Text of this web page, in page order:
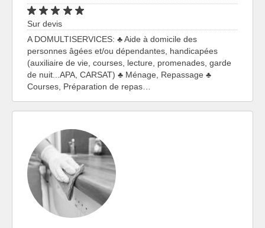
Sur devis
A DOMULTISERVICES: ♣ Aide à domicile des
personnes âgées et/ou dépendantes, handicapées
(auxiliaire de vie, courses, lecture, promenades, garde
de nuit...APA, CARSAT) ♣ Ménage, Repassage ♣
Courses, Préparation de repas…